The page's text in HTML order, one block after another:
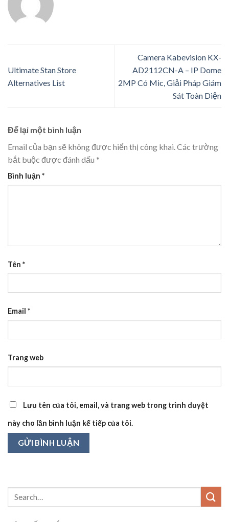
Ultimate Stan Store
Alternatives List
Camera Kabevision KX-
AD2112CN-A – IP Dome
2MP Có Mic, Giải Pháp Giám
Sát Toàn Diện
Để lại một bình luận
Email của bạn sẽ không được hiển thị công khai.Các trường
bắt buộc được đánh dấu *
Bình luận *
Tên *
Email *
Trang web
Lưu tên của tôi, email, và trang web trong trình duyệt
này cho lần bình luận kế tiếp của tôi.